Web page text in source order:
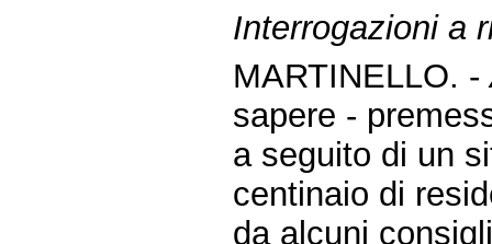
Interrogazioni a
MARTINELLO. -
sapere -
a seguito di un
centinaio di
da alcuni